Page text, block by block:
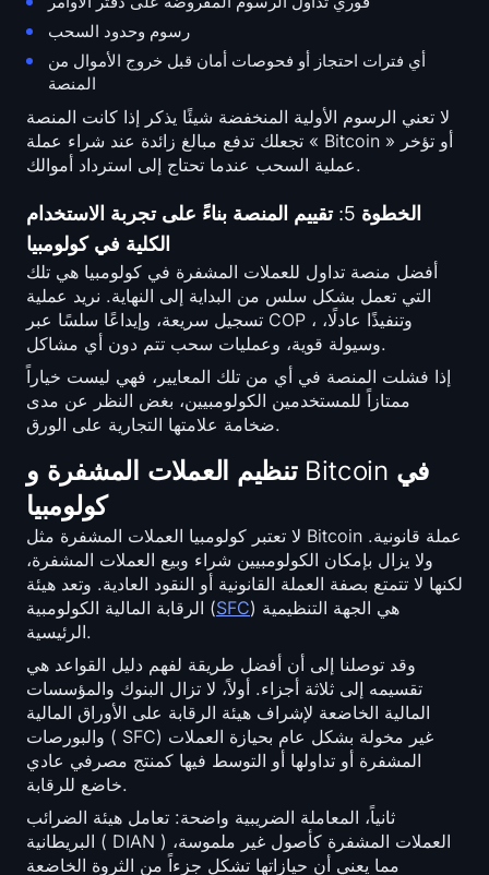
رسوم وحدود السحب
أي فترات احتجاز أو فحوصات أمان قبل خروج الأموال من
المنصة
لا تعني الرسوم الأولية المنخفضة شيئًا يذكر إذا كانت المنصة
تجعلك تدفع مبالغ زائدة عند شراء عملة « Bitcoin » أو تؤخر
عملية السحب عندما تحتاج إلى استرداد أموالك.
الخطوة 5: تقييم المنصة بناءً على تجربة الاستخدام
الكلية في كولومبيا
أفضل منصة تداول للعملات المشفرة في كولومبيا هي تلك
التي تعمل بشكل سلس من البداية إلى النهاية. نريد عملية
تسجيل سريعة، وإيداعًا سلسًا عبر COP ، وتنفيذًا عادلًا،
وسيولة قوية، وعمليات سحب تتم دون أي مشاكل.
إذا فشلت المنصة في أي من تلك المعايير، فهي ليست خياراً
ممتازاً للمستخدمين الكولومبيين، بغض النظر عن مدى
ضخامة علامتها التجارية على الورق.
تنظيم العملات المشفرة و Bitcoin في
كولومبيا
لا تعتبر كولومبيا العملات المشفرة مثل Bitcoin عملة قانونية.
ولا يزال بإمكان الكولومبيين شراء وبيع العملات المشفرة،
لكنها لا تتمتع بصفة العملة القانونية أو النقود العادية. وتعد هيئة
الرقابة المالية الكولومبية (SFC) هي الجهة التنظيمية
الرئيسية.
وقد توصلنا إلى أن أفضل طريقة لفهم دليل القواعد هي
تقسيمه إلى ثلاثة أجزاء. أولاً، لا تزال البنوك والمؤسسات
المالية الخاضعة لإشراف هيئة الرقابة على الأوراق المالية
والبورصات ( SFC) غير مخولة بشكل عام بحيازة العملات
المشفرة أو تداولها أو التوسط فيها كمنتج مصرفي عادي
خاضع للرقابة.
ثانياً، المعاملة الضريبية واضحة: تعامل هيئة الضرائب
البريطانية ( DIAN ) العملات المشفرة كأصول غير ملموسة،
مما يعني أن حيازاتها تشكل جزءاً من الثروة الخاضعة